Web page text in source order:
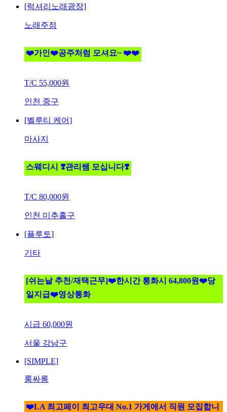
[럭셔리노래광장]
노래주점
❤️가인❤️공주처럼 모셔요~ ❤️❤️
T/C 55,000원
인천 중구
[벨루티 케어]
마사지
스웨디시 ❣️관리쌤 모십니다❣️
T/C 80,000원
인천 미추홀구
[플루토]
기타
[쉬는날 추천/재택근무]❤️한시간 통화시 64,800원❤️당
일지급❤️영상통화
시급 60,000원
서울 강남구
[SIMPLE]
룸싸롱
❤️LA 최고페이 최고우대 No.1 가게에서 직원 모집합니